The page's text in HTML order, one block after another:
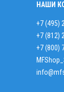
НАШИ
+7 (495)
+7 (812)
+7 (800)